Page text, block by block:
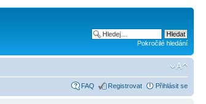
Pokročilé hledání
FAQ Registrovat Přihlásit se